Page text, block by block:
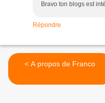
Bravo ton blogs est
Répondre
< A propos de Franco